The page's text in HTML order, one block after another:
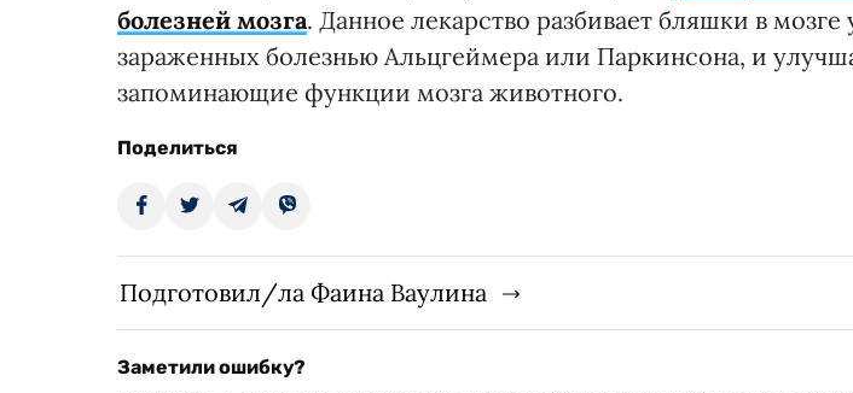
болезней мозга. Данное лекарство разбивает бляшки в
зараженных болезнью Альцгеймера или Паркинсона, и
запоминающие функции мозга животного.
Поделиться
Подготовил/ла Фаина Ваулина
Заметили ошибку?